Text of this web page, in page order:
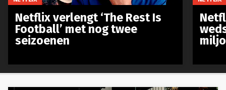
Netflix verlengt ‘The Rest Is
Football’ met nog twee
seizoenen